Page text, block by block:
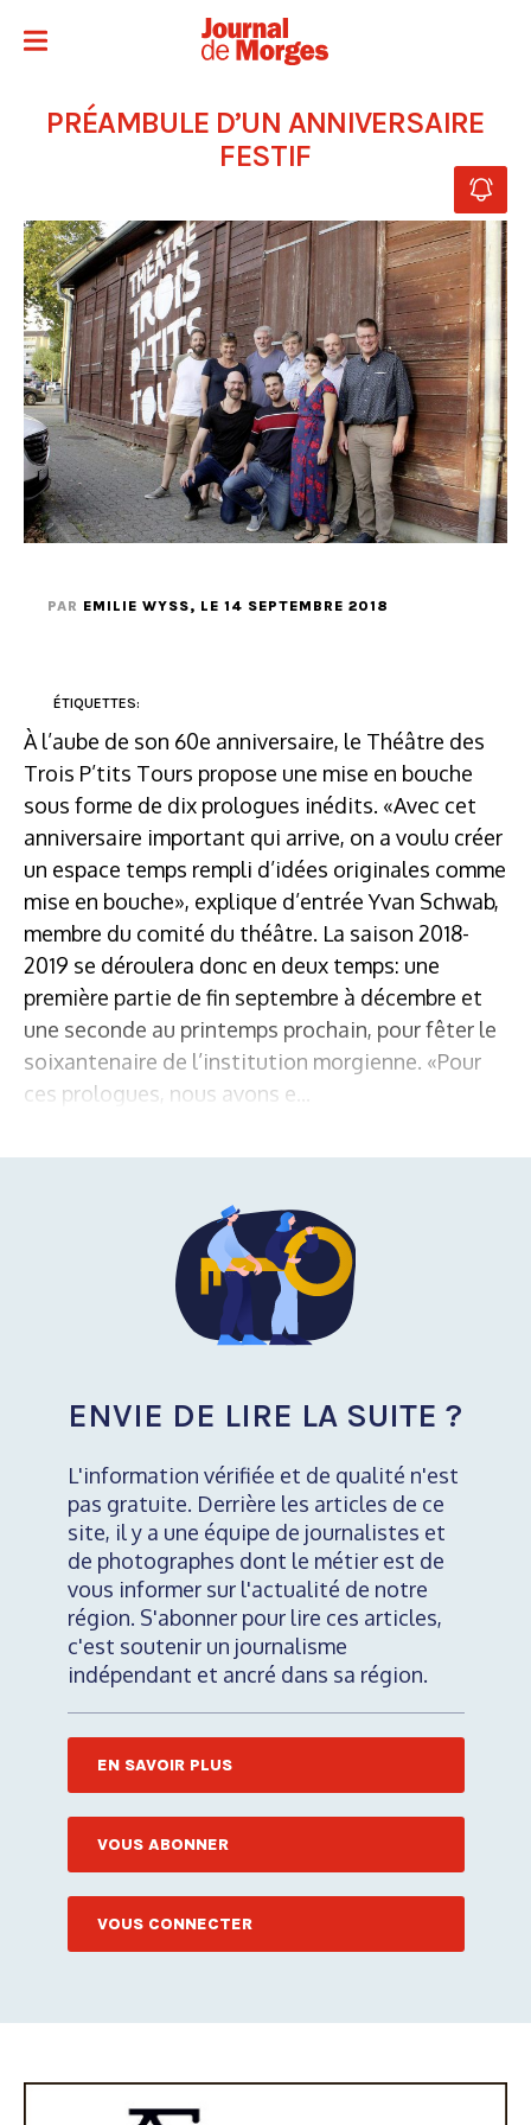
PRÉAMBULE D’UN ANNIVERSAIRE
FESTIF
PAR EMILIE WYSS, LE 14 SEPTEMBRE 2018
ÉTIQUETTES:
À l’aube de son 60e anniversaire, le Théâtre des
Trois P’tits Tours propose une mise en bouche
sous forme de dix prologues inédits. «Avec cet
anniversaire important qui arrive, on a voulu créer
un espace temps rempli d’idées originales comme
mise en bouche», explique d’entrée Yvan Schwab,
membre du comité du théâtre. La saison 2018-
2019 se déroulera donc en deux temps: une
première partie de fin septembre à décembre et
une seconde au printemps prochain, pour fêter le
soixantenaire de l’institution morgienne. «Pour
ces prologues, nous avons e...
ENVIE DE LIRE LA SUITE ?
L'information vérifiée et de qualité n'est
pas gratuite. Derrière les articles de ce
site, il y a une équipe de journalistes et
de photographes dont le métier est de
vous informer sur l'actualité de notre
région. S'abonner pour lire ces articles,
c'est soutenir un journalisme
indépendant et ancré dans sa région.
EN SAVOIR PLUS
VOUS ABONNER
VOUS CONNECTER